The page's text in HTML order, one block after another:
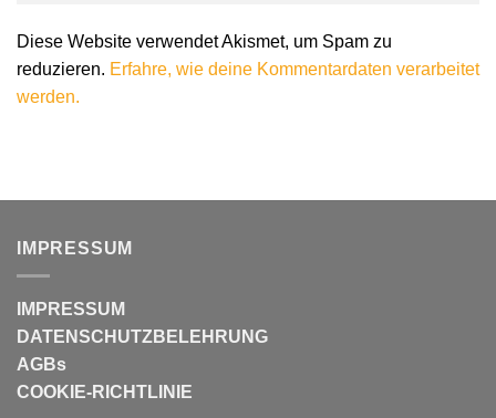
Diese Website verwendet Akismet, um Spam zu
reduzieren. Erfahre, wie deine Kommentardaten verarbeitet
werden.
IMPRESSUM
IMPRESSUM
DATENSCHUTZBELEHRUNG
AGBs
COOKIE-RICHTLINIE